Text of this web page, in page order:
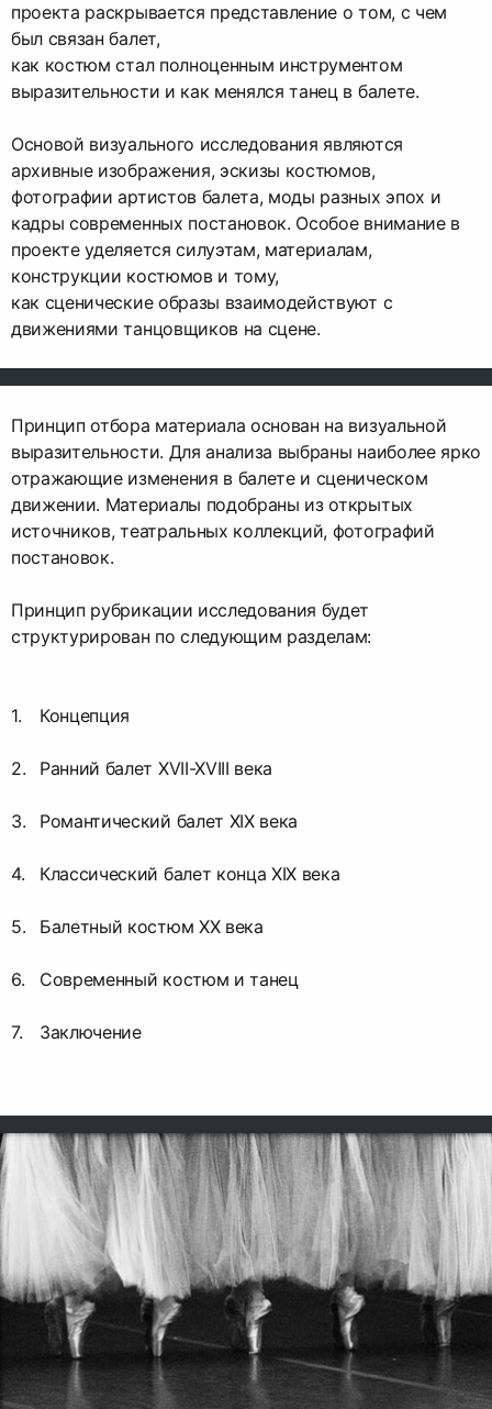
проекта раскрывается представление о том, с чем
был связан балет,
как костюм стал полноценным инструментом
выразительности и как менялся танец в балете.
Основой визуального исследования являются
архивные изображения, эскизы костюмов,
фотографии артистов балета, моды разных эпох и
кадры современных постановок. Особое внимание в
проекте уделяется силуэтам, материалам,
конструкции костюмов и тому,
как сценические образы взаимодействуют с
движениями танцовщиков на сцене.
Принцип отбора материала основан на визуальной
выразительности. Для анализа выбраны наиболее ярко
отражающие изменения в балете и сценическом
движении. Материалы подобраны из открытых
источников, театральных коллекций, фотографий
постановок.
Принцип рубрикации исследования будет
структурирован по следующим разделам:
Концепция
Ранний балет XVII-XVIII века
Романтический балет XIX века
Классический балет конца XIX века
Балетный костюм XX века
Современный костюм и танец
Заключение